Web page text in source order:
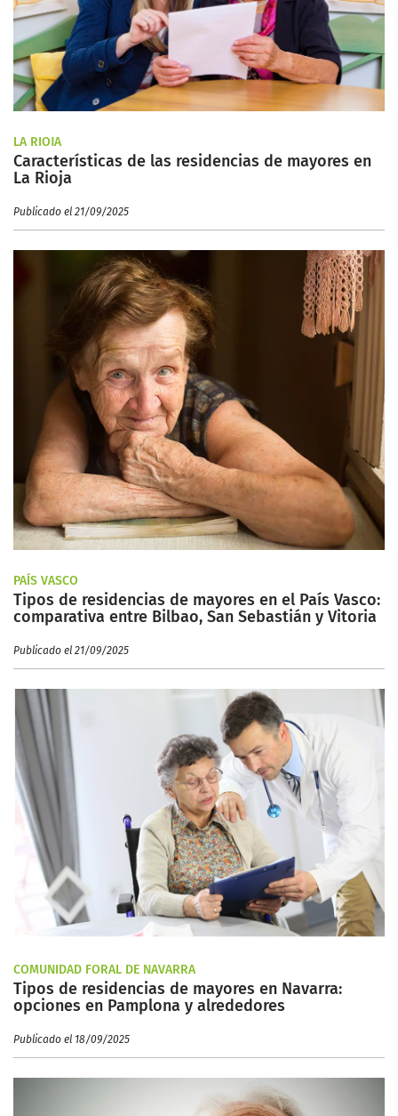
LA RIOJA
Características de las residencias de mayores en
La Rioja
Publicado el 21/09/2025
PAÍS VASCO
Tipos de residencias de mayores en el País Vasco:
comparativa entre Bilbao, San Sebastián y Vitoria
Publicado el 21/09/2025
COMUNIDAD FORAL DE NAVARRA
Tipos de residencias de mayores en Navarra:
opciones en Pamplona y alrededores
Publicado el 18/09/2025